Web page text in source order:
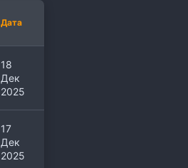
Дата
18
Дек
2025
17
Дек
2025